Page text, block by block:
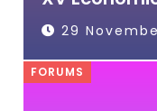
29
FORUMS